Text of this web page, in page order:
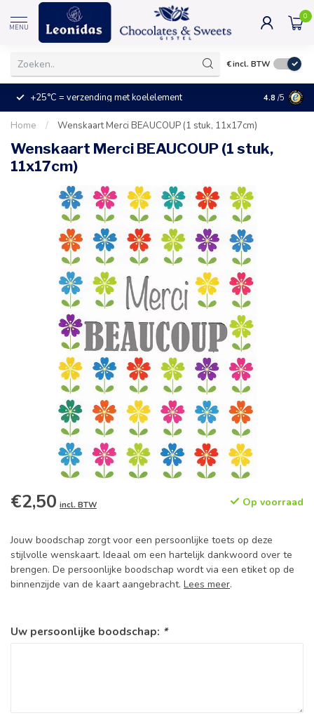
MENU
0
€incl. BTW
+25°C = verzending met koelelement Kleine
4.8 /5
Home / Wenskaart Merci BEAUCOUP (1 stuk, 11x17cm)
Wenskaart Merci BEAUCOUP (1 stuk,
11x17cm)
€2,50 incl. BTW Op voorraad
Jouw boodschap zorgt voor een persoonlijke toets op deze
stijlvolle wenskaart. Ideaal om een hartelijk dankwoord over te
brengen. De persoonlijke boodschap wordt via een etiket op de
binnenzijde van de kaart aangebracht. Lees meer.
Uw persoonlijke boodschap: *